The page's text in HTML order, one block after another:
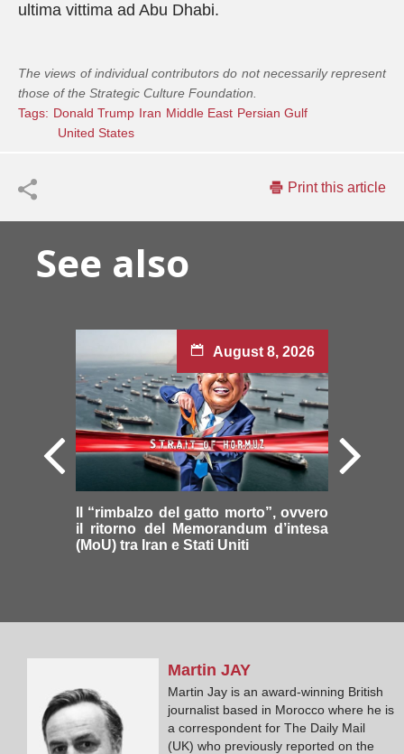
ultima vittima ad Abu Dhabi.
The views of individual contributors do not necessarily represent
those of the Strategic Culture Foundation.
Tags: Donald Trump Iran Middle East Persian Gulf
United States
Print this article
See also
August 8, 2026
Il “rimbalzo del gatto morto”, ovvero
il ritorno del Memorandum d’intesa
(MoU) tra Iran e Stati Uniti
MartinJAY
Martin Jay is an award-winning British
journalist based in Morocco where he is
a correspondent for The Daily Mail
(UK) who previously reported on the